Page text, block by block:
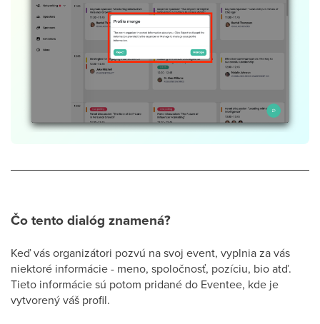
Čo tento dialóg znamená?
Keď vás organizátori pozvú na svoj event, vyplnia za vás
niektoré informácie - meno, spoločnosť, pozíciu, bio atď.
Tieto informácie sú potom pridané do Eventee, kde je
vytvorený váš profil.